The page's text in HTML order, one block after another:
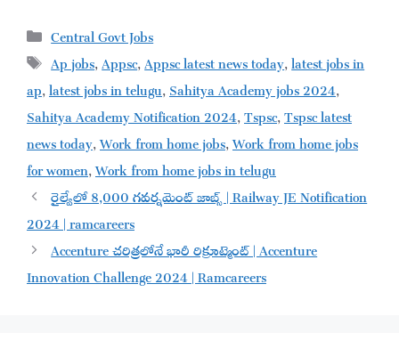
Categories
Central Govt Jobs
Tags
Ap jobs,Appsc,Appsc latest news today,latest jobs in
ap,latest jobs in telugu,Sahitya Academy jobs 2024,
Sahitya Academy Notification 2024,Tspsc,Tspsc latest
news today,Work from home jobs,Work from home jobs
for women,Work from home jobs in telugu
రైల్వేలో 8,000 గవర్నమెంట్ జాబ్స్ | Railway JE Notification
2024 | ramcareers
Accenture చరిత్రలోనే భారీ రిక్రూట్మెంట్ | Accenture
Innovation Challenge 2024 | Ramcareers